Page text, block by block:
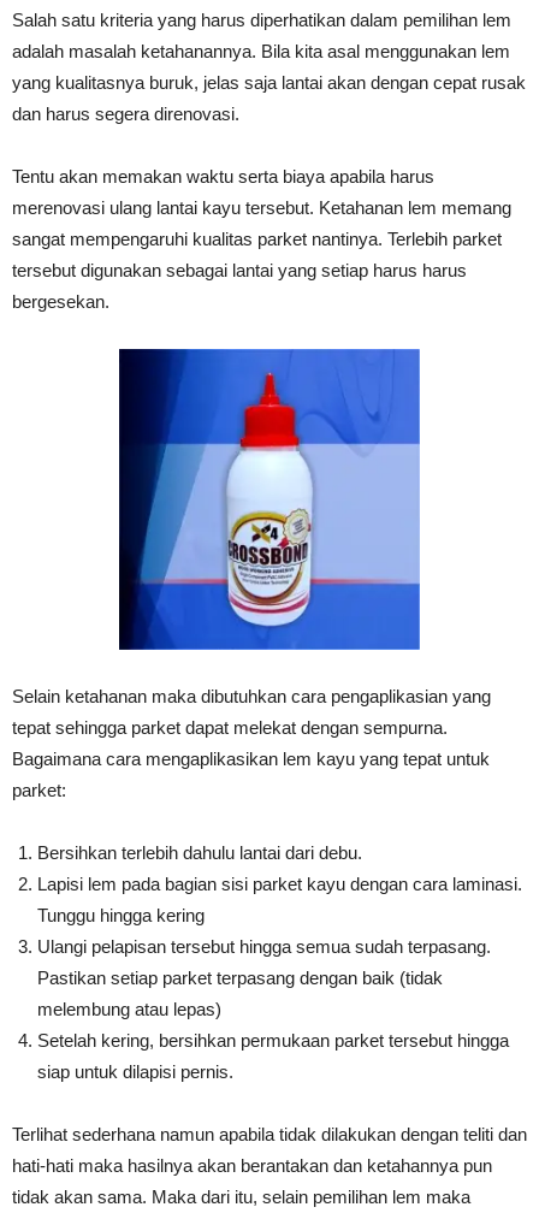
Salah satu kriteria yang harus diperhatikan dalam pemilihan lem
adalah masalah ketahanannya. Bila kita asal menggunakan lem
yang kualitasnya buruk, jelas saja lantai akan dengan cepat rusak
dan harus segera direnovasi.
Tentu akan memakan waktu serta biaya apabila harus
merenovasi ulang lantai kayu tersebut. Ketahanan lem memang
sangat mempengaruhi kualitas parket nantinya. Terlebih parket
tersebut digunakan sebagai lantai yang setiap harus harus
bergesekan.
Selain ketahanan maka dibutuhkan cara pengaplikasian yang
tepat sehingga parket dapat melekat dengan sempurna.
Bagaimana cara mengaplikasikan lem kayu yang tepat untuk
parket:
Bersihkan terlebih dahulu lantai dari debu.
Lapisi lem pada bagian sisi parket kayu dengan cara laminasi.
Tunggu hingga kering
Ulangi pelapisan tersebut hingga semua sudah terpasang.
Pastikan setiap parket terpasang dengan baik (tidak
melembung atau lepas)
Setelah kering, bersihkan permukaan parket tersebut hingga
siap untuk dilapisi pernis.
Terlihat sederhana namun apabila tidak dilakukan dengan teliti dan
hati-hati maka hasilnya akan berantakan dan ketahannya pun
tidak akan sama. Maka dari itu, selain pemilihan lem maka